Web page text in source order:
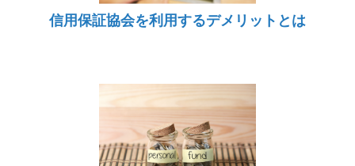
信用保証協会を利用するデメリットとは